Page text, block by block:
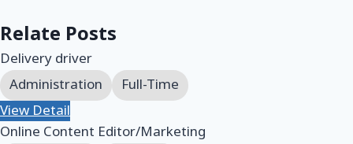
Relate Posts
Delivery driver
Administration
Full-Time
View Detail
Online Content Editor/Marketing